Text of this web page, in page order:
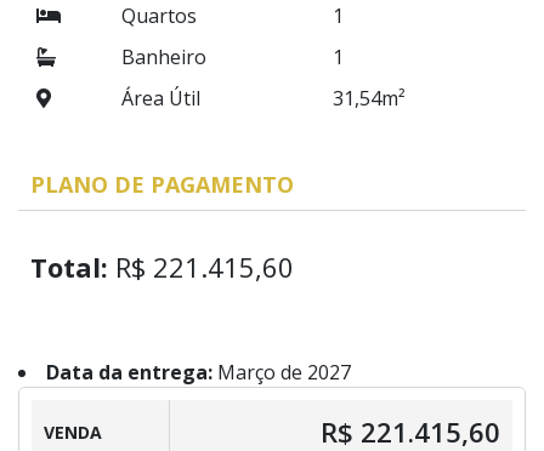
Quartos
1
Banheiro
1
Área Útil
31,54m²
PLANO DE PAGAMENTO
Total: R$ 221.415,60
Data da entrega: Março de 2027
VENDA R$ 221.415,60